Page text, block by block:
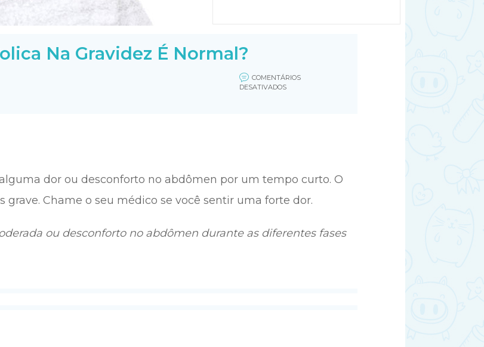
Na Gravidez É Normal?
COMENTÁRIOS
DESATIVADOSEM
dor ou desconforto no abdômen por um tempo curto. O
grave. Chame o seu médico se você sentir uma forte dor.
ou desconforto no abdômen durante as diferentes fases